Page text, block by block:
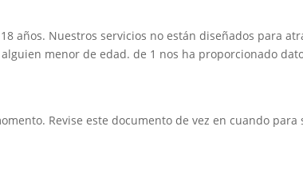
años. Nuestros servicios no están diseñados para
menor de edad. de 1 nos ha proporcionado
Revise este documento de vez en cuando para